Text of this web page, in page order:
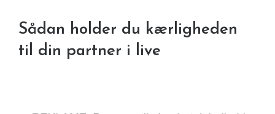
Sådan holder du kærligheden
til din partner i live